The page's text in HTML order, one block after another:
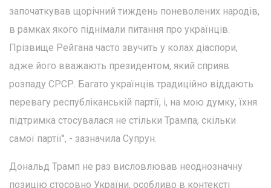
започаткував щорічний тиждень поневолених народів,
в рамках якого піднімали питання про українців.
Прізвище Рейгана часто звучить у колах діаспори,
адже його вважають президентом, який сприяв
розпаду СРСР. Багато українців традиційно віддають
перевагу республіканській партії, і, на мою думку, їхня
підтримка стосувалася не стільки Трампа, скільки
самої партії", - зазначила Супрун.
Дональд Трамп не раз висловлював неоднозначну
позицію стосовно України, особливо в контексті